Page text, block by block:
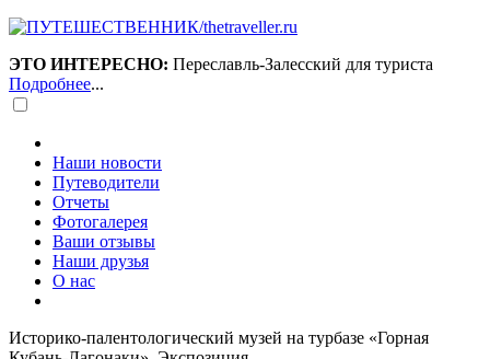
ЭТО ИНТЕРЕСНО: Переславль-Залесский для туриста
Подробнее...
Наши новости
Путеводители
Отчеты
Фотогалерея
Ваши отзывы
Наши друзья
О нас
Историко-палентологический музей на турбазе «Горная